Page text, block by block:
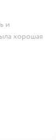
и
хорошая